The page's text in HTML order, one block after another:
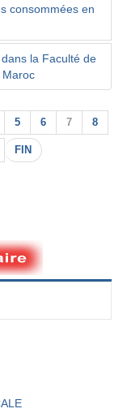
consommées en
la Faculté de
Maroc
5 6 7 8
FIN